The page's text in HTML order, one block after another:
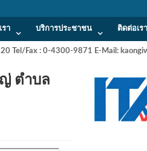
รา บริการประชาชน ติดต่อเรา
Tel/Fax : 0-4300-9871 E-Mail:
ตำบล